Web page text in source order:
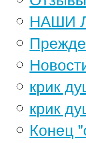
НАШИ
крик
крик
Конец